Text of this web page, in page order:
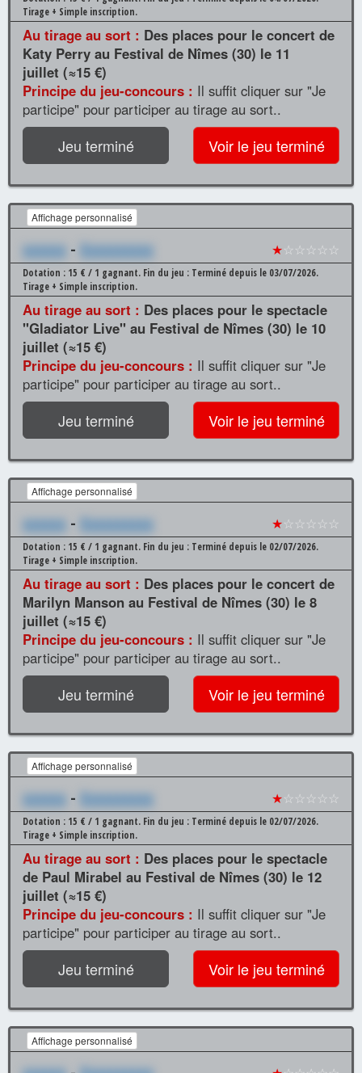
Tirage + Simple inscription.
Au tirage au sort : Des places pour le concert de
Katy Perry au Festival de Nîmes (30) le 11
juillet (≈15 €)
Principe du jeu-concours : Il suffit cliquer sur "Je
participe" pour participer au tirage au sort..
Jeu terminé Voir le jeu terminé
Affichage personnalisé
xxxxxx - Xxxxxxxxxx ★☆☆☆☆☆
Dotation : 15 € / 1 gagnant. Fin du jeu : Terminé depuis le 03/07/2026.
Tirage + Simple inscription.
Au tirage au sort : Des places pour le spectacle
"Gladiator Live" au Festival de Nîmes (30) le 10
juillet (≈15 €)
Principe du jeu-concours : Il suffit cliquer sur "Je
participe" pour participer au tirage au sort..
Jeu terminé Voir le jeu terminé
Affichage personnalisé
xxxxxx - Xxxxxxxxxx ★☆☆☆☆☆
Dotation : 15 € / 1 gagnant. Fin du jeu : Terminé depuis le 02/07/2026.
Tirage + Simple inscription.
Au tirage au sort : Des places pour le concert de
Marilyn Manson au Festival de Nîmes (30) le 8
juillet (≈15 €)
Principe du jeu-concours : Il suffit cliquer sur "Je
participe" pour participer au tirage au sort..
Jeu terminé Voir le jeu terminé
Affichage personnalisé
xxxxxx - Xxxxxxxxxx ★☆☆☆☆☆
Dotation : 15 € / 1 gagnant. Fin du jeu : Terminé depuis le 02/07/2026.
Tirage + Simple inscription.
Au tirage au sort : Des places pour le spectacle
de Paul Mirabel au Festival de Nîmes (30) le 12
juillet (≈15 €)
Principe du jeu-concours : Il suffit cliquer sur "Je
participe" pour participer au tirage au sort..
Jeu terminé Voir le jeu terminé
Affichage personnalisé